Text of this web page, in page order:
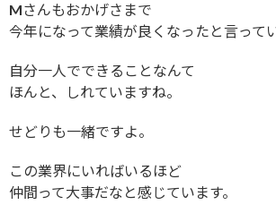
Mさんもおかげさまで
今年になって業績が良くなったと言って
自分一人でできることなんて
ほんと、しれていますね。
せどりも一緒ですよ。
この業界にいればいるほど
仲間って大事だなと感じています。